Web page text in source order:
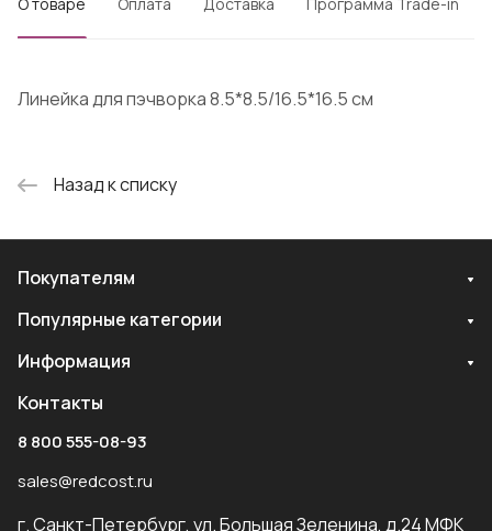
Линейка для пэчворка 8.5*8.5/16.5*16.5 см
Назад к списку
Покупателям
Популярные категории
Информация
Контакты
8 800 555-08-93
sales@redcost.ru
г. Санкт-Петербург, ул. Большая Зеленина, д.24 МФК